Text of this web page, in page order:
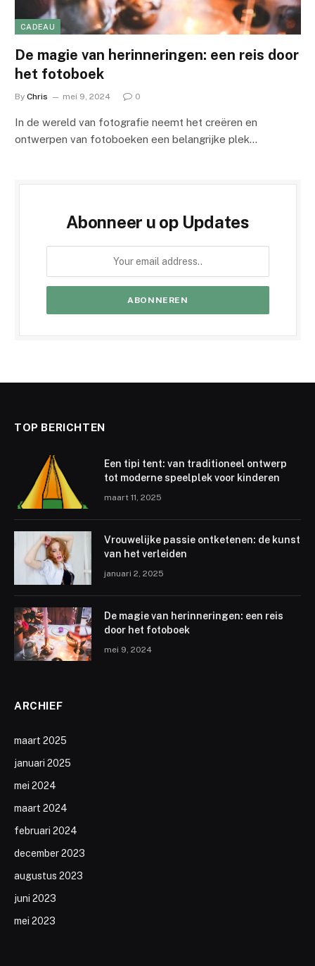
CADEAU
De magie van herinneringen: een reis door
het fotoboek
By Chris mei 9, 2024 0
In de wereld van fotografie neemt het creëren en
ontwerpen van fotoboeken een belangrijke plek…
Abonneer u op Updates
TOP BERICHTEN
Een tipi tent: van traditioneel ontwerp
tot moderne speelplek voor kinderen
maart 11, 2025
Vrouwelijke passie ontketenen: de kunst
van het verleiden
januari 2, 2025
De magie van herinneringen: een reis
door het fotoboek
mei 9, 2024
ARCHIEF
maart 2025
januari 2025
mei 2024
maart 2024
februari 2024
december 2023
augustus 2023
juni 2023
mei 2023